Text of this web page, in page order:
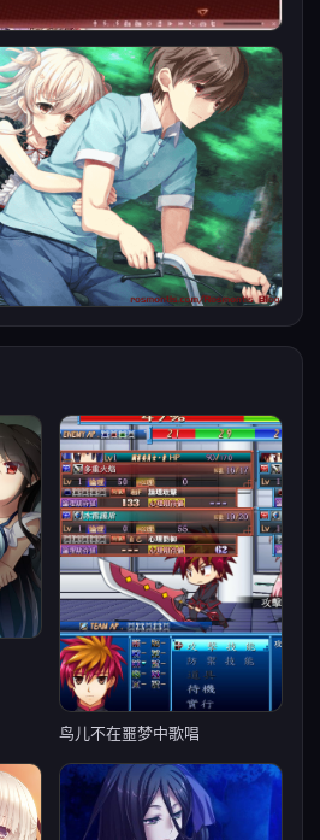
鸟儿不在噩梦中歌唱